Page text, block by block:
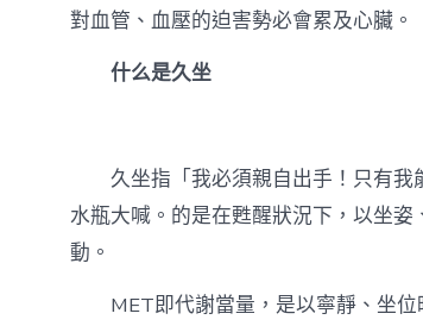
對血管、血壓的迫害勢必會累及心臟。
什么是久坐
久坐指「我必須親自出手！只有
水瓶大喊。的是在甦醒狀況下，以坐
動。
MET即代謝當量，是以寧靜、坐